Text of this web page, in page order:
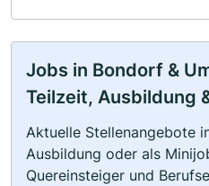
Jobs in Bondorf &
Teilzeit, Ausbildung
Aktuelle Stellenangebote
Ausbildung oder als
Quereinsteiger und